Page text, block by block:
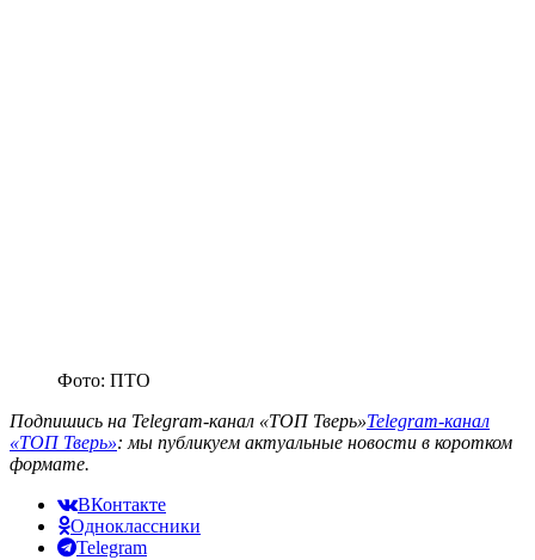
Фото: ПТО
Подпишись на Telegram-канал «ТОП Тверь»Telegram-канал
«ТОП Тверь»: мы публикуем актуальные новости в коротком
формате.
ВКонтакте
Одноклассники
Telegram